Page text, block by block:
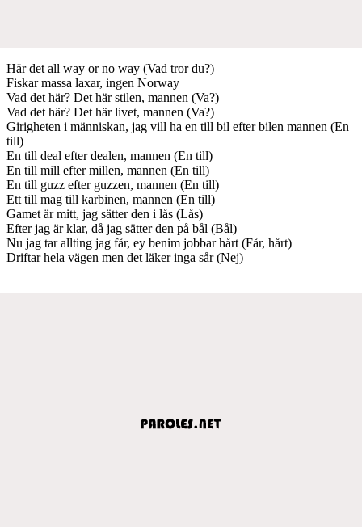
Här det all way or no way (Vad tror du?)
Fiskar massa laxar, ingen Norway
Vad det här? Det här stilen, mannen (Va?)
Vad det här? Det här livet, mannen (Va?)
Girigheten i människan, jag vill ha en till bil efter bilen mannen (En
till)
En till deal efter dealen, mannen (En till)
En till mill efter millen, mannen (En till)
En till guzz efter guzzen, mannen (En till)
Ett till mag till karbinen, mannen (En till)
Gamet är mitt, jag sätter den i lås (Lås)
Efter jag är klar, då jag sätter den på bål (Bål)
Nu jag tar allting jag får, ey benim jobbar hårt (Får, hårt)
Driftar hela vägen men det läker inga sår (Nej)